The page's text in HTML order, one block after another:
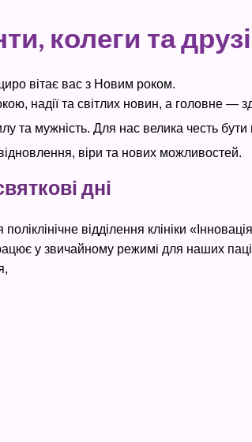
колеги та
вітає вас з Новим роком.
надії та світлих новин, а головне —
та мужність. Для нас велика честь
віри та нових можливостей.
дні
відділення клініки
у звичайному режимі для наших